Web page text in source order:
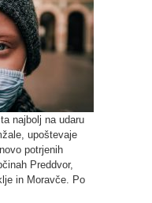
najbolj na udaru
upoštevaje
potrjenih
Preddvor,
in Moravče. Po